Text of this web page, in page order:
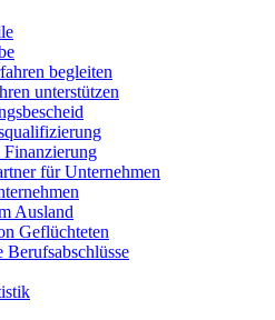
begleiten
unterstützen
für Unternehmen
Ausland
Geflüchteten
Berufsabschlüsse